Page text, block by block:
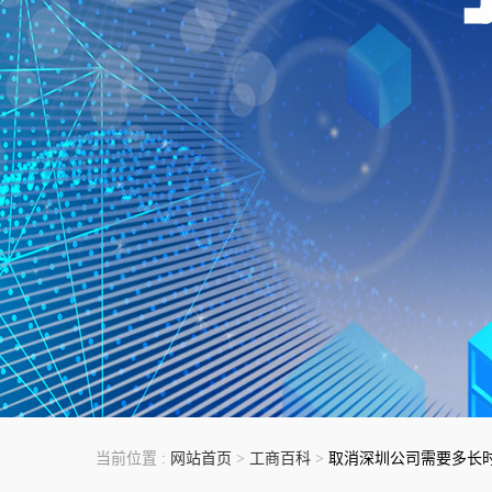
当前位置 : 网站首页 > 工商百科 > 取消深圳公司需要多长